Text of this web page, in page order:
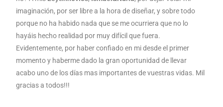
imaginación, por ser libre a la hora de diseñar, y sobre todo
porque no ha habido nada que se me ocurriera que no lo
hayáis hecho realidad por muy difícil que fuera.
Evidentemente, por haber confiado en mi desde el primer
momento y haberme dado la gran oportunidad de llevar
acabo uno de los días mas importantes de vuestras vidas. Mil
gracias a todos!!!